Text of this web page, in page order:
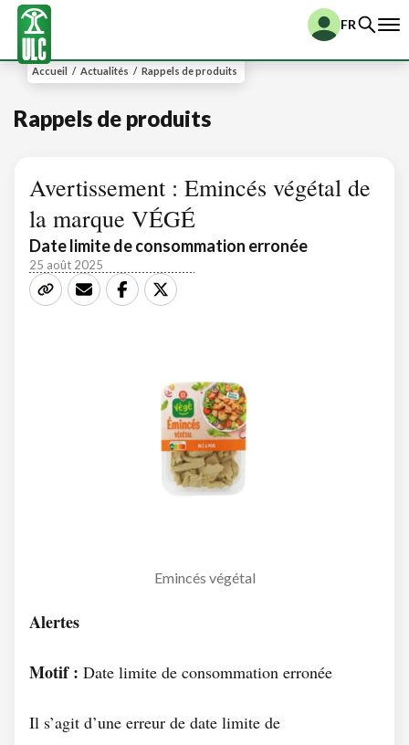
FR
Accueil / Actualités / Rappels de produits
Rappels de produits
Avertissement : Emincés végétal de
la marque VÉGÉ
Date limite de consommation erronée
25 août 2025
Emincés végétal
Alertes
Motif : Date limite de consommation erronée
Il s’agit d’une erreur de date limite de